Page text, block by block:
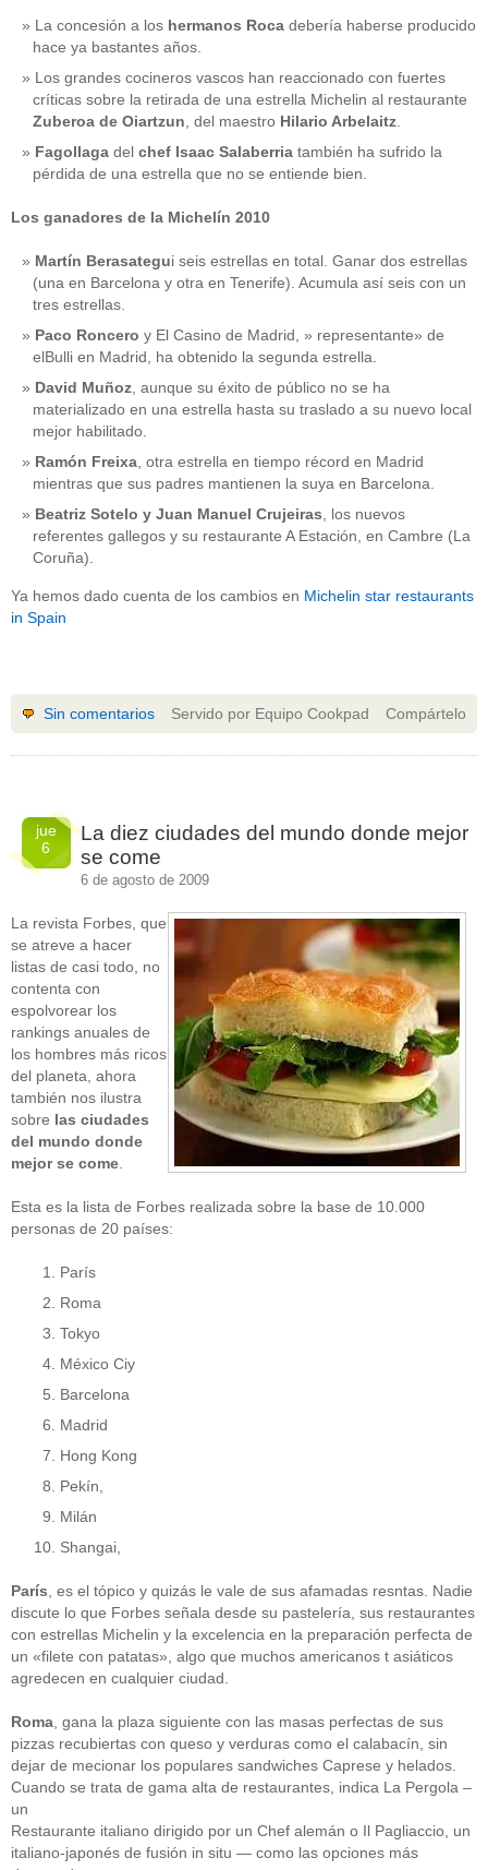
La concesión a los hermanos Roca debería haberse producido
hace ya bastantes años.
Los grandes cocineros vascos han reaccionado con fuertes
críticas sobre la retirada de una estrella Michelin al restaurante
Zuberoa de Oiartzun, del maestro Hilario Arbelaitz.
Fagollaga del chef Isaac Salaberria también ha sufrido la
pérdida de una estrella que no se entiende bien.
Los ganadores de la Michelín 2010
Martín Berasategui seis estrellas en total. Ganar dos estrellas
(una en Barcelona y otra en Tenerife). Acumula así seis con un
tres estrellas.
Paco Roncero y El Casino de Madrid, » representante» de
elBulli en Madrid, ha obtenido la segunda estrella.
David Muñoz, aunque su éxito de público no se ha
materializado en una estrella hasta su traslado a su nuevo local
mejor habilitado.
Ramón Freixa, otra estrella en tiempo récord en Madrid
mientras que sus padres mantienen la suya en Barcelona.
Beatriz Sotelo y Juan Manuel Crujeiras, los nuevos
referentes gallegos y su restaurante A Estación, en Cambre (La
Coruña).
Ya hemos dado cuenta de los cambios en Michelin star restaurants
in Spain
Servido por Equipo Cookpad
Sin comentarios Compártelo
jue
6
La diez ciudades del mundo donde mejor
se come
6 de agosto de 2009
La revista Forbes, que
se atreve a hacer
listas de casi todo, no
contenta con
espolvorear los
rankings anuales de
los hombres más ricos
del planeta, ahora
también nos ilustra
sobre las ciudades
del mundo donde
mejor se come
Esta es la lista de Forbes realizada sobre la base de 10.000
personas de 20 países:
París
Roma
Tokyo
México Ciy
Barcelona
Madrid
Hong Kong
Pekín,
Milán
Shangai,
París , es el tópico y quizás le vale de sus afamadas resntas. Nadie
discute lo que Forbes señala desde su pastelería, sus restaurantes
con estrellas Michelin y la excelencia en la preparación perfecta de
un «filete con patatas», algo que muchos americanos t asiáticos
agredecen en cualquier ciudad.
Roma , gana la plaza siguiente con las masas perfectas de sus
pizzas recubiertas con queso y verduras como el calabacín, sin
dejar de mecionar los populares sandwiches Caprese y helados.
Cuando se trata de gama alta de restaurantes, indica La Pergola –
un
Restaurante italiano dirigido por un Chef alemán o Il Pagliaccio, un
italiano-japonés de fusión in situ — como las opciones más